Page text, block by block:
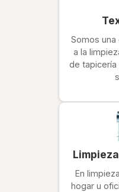
Somos
a la
de tapicería
En
hogar u